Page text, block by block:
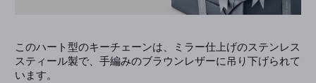
このハート型のキーチェーンは、ミラー仕上げのステンレス
スティール製で、手編みのブラウンレザーに吊り下げられて
います。